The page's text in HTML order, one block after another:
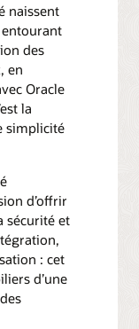
naissent
entourant
des
en
Oracle
la
simplicité
d’offrir
sécurité et
: cet
d’une